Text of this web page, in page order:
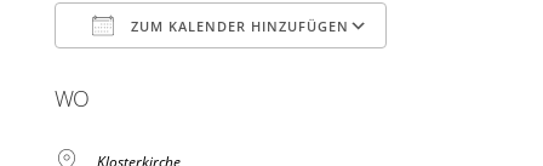
ZUM KALENDER HINZUFÜGEN
WO
Klosterkirche